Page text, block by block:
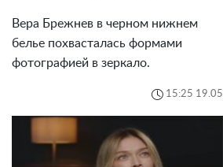
Вера Брежнев в черном нижнем
белье похвасталась формами
фотографией в зеркало.
15:25 19.05